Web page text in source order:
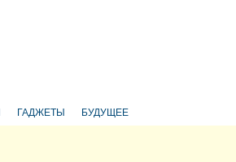
ГАДЖЕТЫ БУДУЩЕЕ